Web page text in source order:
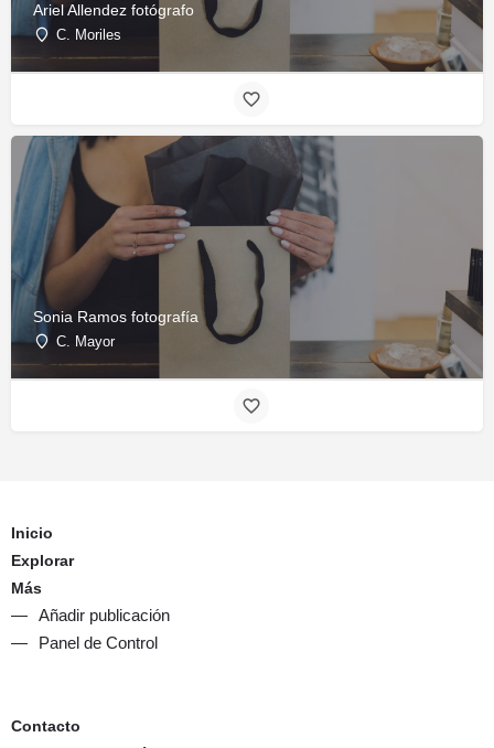
Ariel Allendez fotógrafo
C. Moriles
Sonia Ramos fotografía
C. Mayor
Inicio
Explorar
Más
Añadir publicación
Panel de Control
Contacto